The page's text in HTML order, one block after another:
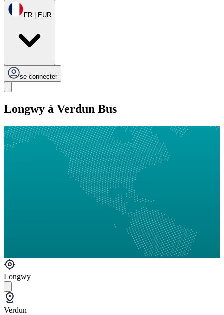
FR | EUR
se connecter
Longwy à Verdun Bus
Longwy
Verdun